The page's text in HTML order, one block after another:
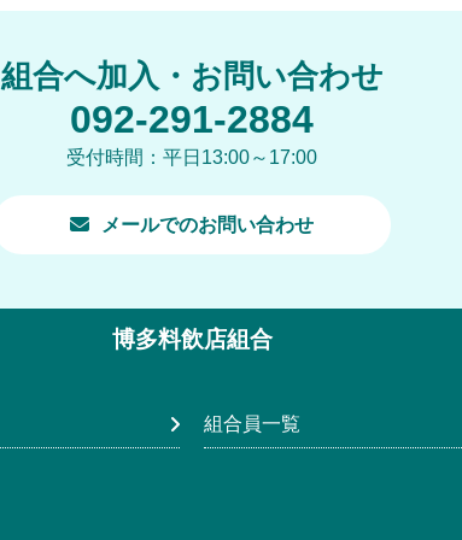
組合へ加入・お問い合わせ
092-291-2884
受付時間：平日13:00～17:00
メールでのお問い合わせ
博多料飲店組合
組合員一覧